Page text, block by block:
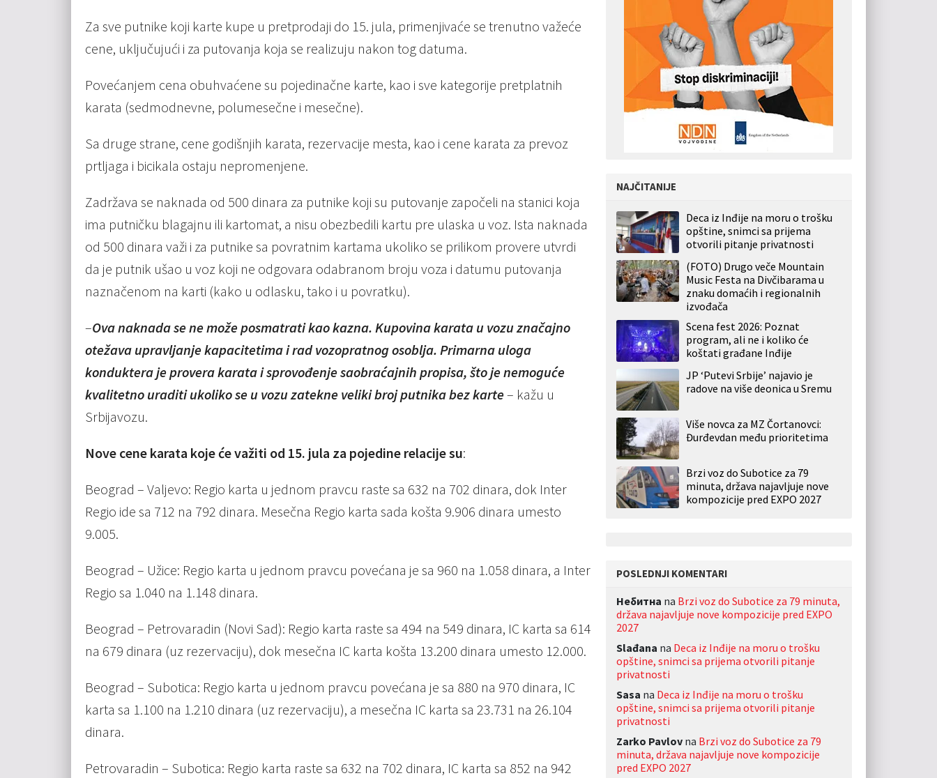
Za sve putnike koji karte kupe u pretprodaji do 15. jula, primenjivaće se trenutno važeće
cene, uključujući i za putovanja koja se realizuju nakon tog datuma.
Povećanjem cena obuhvaćene su pojedinačne karte, kao i sve kategorije pretplatnih
karata (sedmodnevne, polumesečne i mesečne).
Sa druge strane, cene godišnjih karata, rezervacije mesta, kao i cene karata za prevoz
prtljaga i bicikala ostaju nepromenjene.
Zadržava se naknada od 500 dinara za putnike koji su putovanje započeli na stanici koja
ima putničku blagajnu ili kartomat, a nisu obezbedili kartu pre ulaska u voz. Ista naknada
od 500 dinara važi i za putnike sa povratnim kartama ukoliko se prilikom provere utvrdi
da je putnik ušao u voz koji ne odgovara odabranom broju voza i datumu putovanja
naznačenom na karti (kako u odlasku, tako i u povratku).
–Ova naknada se ne može posmatrati kao kazna. Kupovina karata u vozu značajno
otežava upravljanje kapacitetima i rad vozopratnog osoblja. Primarna uloga
konduktera je provera karata i sprovođenje saobraćajnih propisa, što je nemoguće
kvalitetno uraditi ukoliko se u vozu zatekne veliki broj putnika bez karte– kažu u
Srbijavozu.
Nove cene karata koje će važiti od 15. jula za pojedine relacije su:
Beograd – Valjevo: Regio karta u jednom pravcu raste sa 632 na 702 dinara, dok Inter
Regio ide sa 712 na 792 dinara. Mesečna Regio karta sada košta 9.906 dinara umesto
9.005.
Beograd – Užice: Regio karta u jednom pravcu povećana je sa 960 na 1.058 dinara, a Inter
Regio sa 1.040 na 1.148 dinara.
Beograd – Petrovaradin (Novi Sad): Regio karta raste sa 494 na 549 dinara, IC karta sa 614
na 679 dinara (uz rezervaciju), dok mesečna IC karta košta 13.200 dinara umesto 12.000.
Beograd – Subotica: Regio karta u jednom pravcu povećana je sa 880 na 970 dinara, IC
karta sa 1.100 na 1.210 dinara (uz rezervaciju), a mesečna IC karta sa 23.731 na 26.104
dinara.
Petrovaradin – Subotica: Regio karta raste sa 632 na 702 dinara, IC karta sa 852 na 942
NAJČITANIJE
Deca iz Inđije na moru o trošku
opštine, snimci sa prijema
otvorili pitanje privatnosti
(FOTO) Drugo veče Mountain
Music Festa na Divčibarama u
znaku domaćih i regionalnih
izvođača
Scena fest 2026: Poznat
program, ali ne i koliko će
koštati građane Inđije
JP ‘Putevi Srbije’ najavio je
radove na više deonica u Sremu
Više novca za MZ Čortanovci:
Đurđevdan među prioritetima
Brzi voz do Subotice za 79
minuta, država najavljuje nove
kompozicije pred EXPO 2027
POSLEDNJI KOMENTARI
Небитна na Brzi voz do Subotice za 79 minuta,
država najavljuje nove kompozicije pred EXPO
2027
Slađana na Deca iz Inđije na moru o trošku
opštine, snimci sa prijema otvorili pitanje
privatnosti
Sasa na Deca iz Inđije na moru o trošku
opštine, snimci sa prijema otvorili pitanje
privatnosti
Zarko Pavlovna Brzi voz do Subotice za 79
minuta, država najavljuje nove kompozicije
pred EXPO 2027